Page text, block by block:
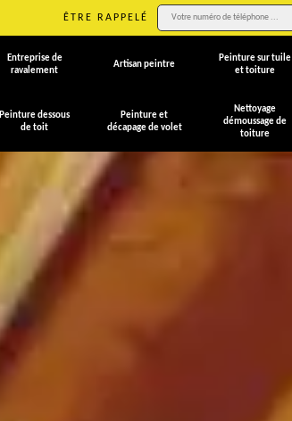
ÊTRE RAPPELÉ
Entreprise de
ravalement
Artisan peintre
Peinture sur tuile
et toiture
Peinture dessous
de toit
Peinture et
décapage de volet
Nettoyage
démoussage de
toiture